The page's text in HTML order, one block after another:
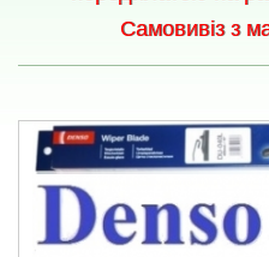
Самовивіз з